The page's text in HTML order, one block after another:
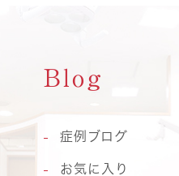
Blog
症例ブログ
お気に入り